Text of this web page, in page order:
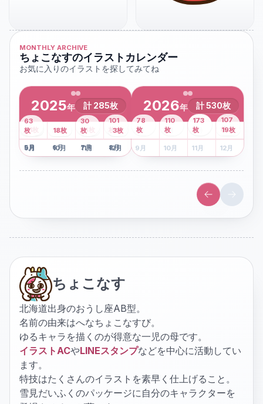
MONTHLY ARCHIVE
ちょこなすのイラストカレンダー
お気に入りのイラストを探してみてね
2025年 計 285枚
1月
2枚 2月 3月 4月
8枚
5月
41 枚
6月
13枚
7月
6枚
8月
101
枚
9月
63
枚
10月
18枚
11月
30
枚
12月
3枚
2026年 計530枚
1月 2月 3月
43
枚
4月
107
枚
5 月
78
枚
6月
110
枚
7月
173
枚
8月
19枚
9 月 10月 11月 12月
ちょこなす
北海道出身のおうし座AB型。
名前の由来はへなちょこなすび。
ゆるキャラを描くのが得意な一児の母です。
イラストACやLINEスタンプなどを中心に活動してい
ます。
特技はたくさんのイラストを素早く仕上げること。
雪見だいふくのパッケージに自分のキャラクターを